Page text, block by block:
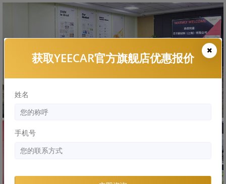
获取YEECAR官方旗舰店优惠报价
姓名
手机号